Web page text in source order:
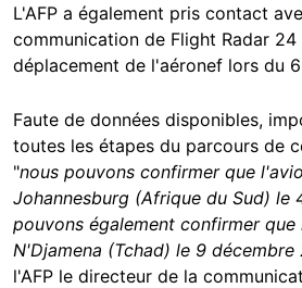
L'AFP a également pris contact
communication de Flight Radar
déplacement de l'aéronef lors du
Faute de données disponibles,
toutes les étapes du parcours de
"nous pouvons confirmer que
Johannesburg (Afrique du Sud) le
pouvons également confirmer
N'Djamena (Tchad) le 9 décembre
l'AFP le directeur de la